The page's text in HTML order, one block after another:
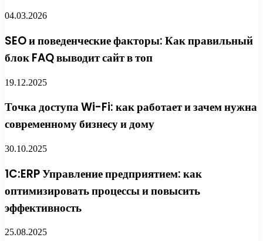
04.03.2026
SEO и поведенческие факторы: Как правильный
блок FAQ выводит сайт в топ
19.12.2025
Точка доступа Wi-Fi: как работает и зачем нужна
современному бизнесу и дому
30.10.2025
1C:ERP Управление предприятием: как
оптимизировать процессы и повысить
эффективность
25.08.2025